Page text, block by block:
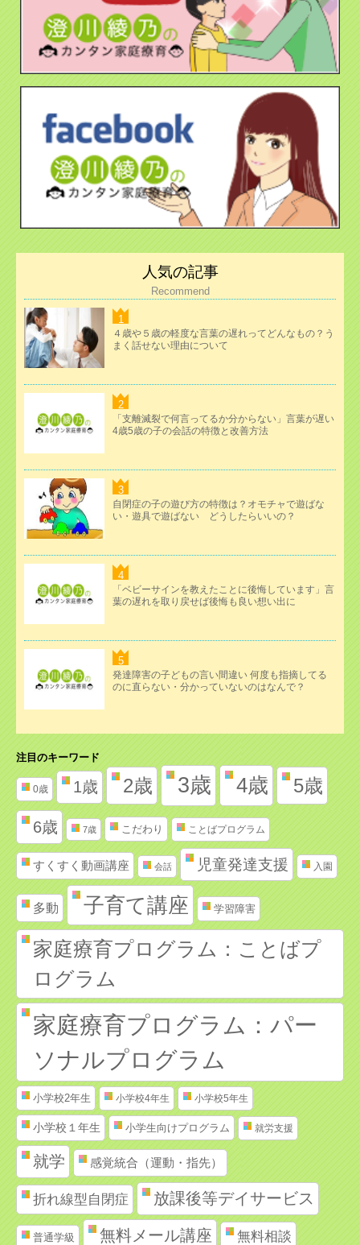
人気の記事
Recommend
４歳や５歳の軽度な言葉の遅れってどんなもの？う
まく話せない理由について
「支離滅裂で何言ってるか分からない」言葉が遅い
4歳5歳の子の会話の特徴と改善方法
自閉症の子の遊び方の特徴は？オモチャで遊ばな
い・遊具で遊ばない どうしたらいいの？
「ベビーサインを教えたことに後悔しています」言
葉の遅れを取り戻せば後悔も良い想い出に
発達障害の子どもの言い間違い 何度も指摘してる
のに直らない・分かっていないのはなんで？
注目のキーワード
0歳 1歳 2歳 3歳 4歳 5歳
6歳 7歳 こだわり ことばプログラム
すくすく動画講座 会話 児童発達支援 入園
多動 子育て講座 学習障害
家庭療育プログラム：ことばプ
ログラム
家庭療育プログラム：パー
ソナルプログラム
小学校2年生 小学校4年生 小学校5年生
小学校１年生 小学生向けプログラム 就労支援
就学 感覚統合（運動・指先）
折れ線型自閉症 放課後等デイサービス
普通学級 無料メール講座 無料相談